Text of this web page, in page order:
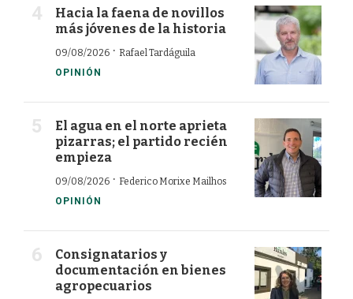
Hacia la faena de novillos
más jóvenes de la historia
09/08/2026 · Rafael Tardáguila
OPINIÓN
El agua en el norte aprieta
pizarras; el partido recién
empieza
09/08/2026 · Federico Morixe Mailhos
OPINIÓN
Consignatarios y
documentación en bienes
agropecuarios